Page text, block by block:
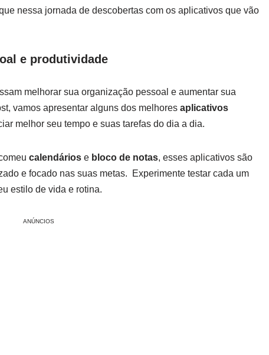
nessa‍ jornada de descobertas com os aplicativos que vão
e produtividade
melhorar sua organização pessoal e aumentar sua
vamos apresentar alguns ⁢dos melhores aplicativos
​melhor seu tempo⁢ e suas tarefas do dia a dia.
calendáriose bloco de notas, esses aplicativos são
e focado nas suas metas. ‍ Experimente testar cada ‌um
estilo de vida e rotina.
ANÚNCIOS